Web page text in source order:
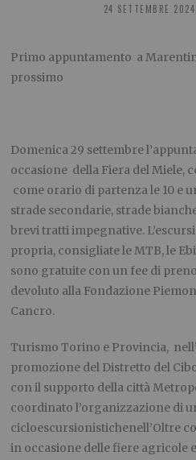
24 SETTEMBRE 2024
Primo appuntamento a
prossimo
Domenica 29 settembre
occasione della Fiera del Miele,
come orario di partenza le 10 e
strade secondarie, strade
brevi tratti impegnative.
propria, consigliate le MTB, le
sono gratuite con un fee di
devoluto alla Fondazione
Cancro.
Turismo Torino e Provincia,
promozione del Distretto del
con il supporto della città
coordinato l’organizzazione di
cicloescursionistichenell’Oltre
in occasione delle fiere agricole